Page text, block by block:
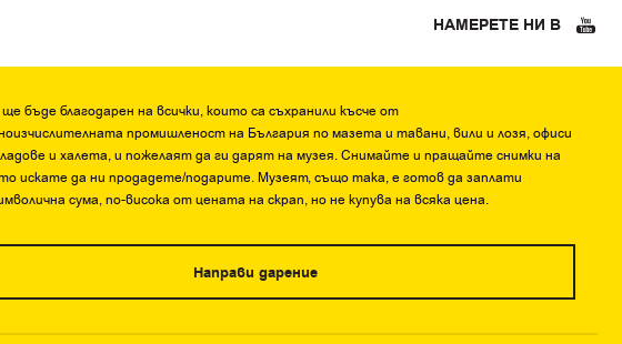
НАМЕРЕТЕ НИ В
бъде благодарен на всички, които са съхранили късче от
промишленост на България по мазета и тавани, вили и лозя, офиси
и халета, и пожелаят да ги дарят на музея. Снимайте и пращайте снимки на
искате да ни продадете/подарите. Музеят, също така, е готов да заплати
сума, по-висока от цената на скрап, но не купува на всяка цена.
Направи дарение